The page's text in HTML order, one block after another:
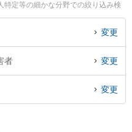
特定等の細かな分野での絞り込み検
務所の石濱 貴文弁護士や弁護士法人
園田 桃大弁護士、小早川法律事務所
トラブル加害者側のトラブル解決の
初回相談無料でネットトラブル加害
相談予約したい』などでお困りの相
変更
者 変更
変更